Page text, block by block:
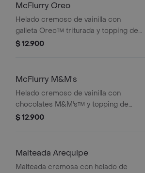
McFlurry Oreo
Helado cremoso de vainilla con
galleta Oreo™ triturada y topping de
chocolate.
$ 12.900
McFlurry M&M's
Helado cremoso de vainilla con
chocolates M&M's™ y topping de
arequipe.
$ 12.900
Malteada Arequipe
Malteada cremosa con helado de